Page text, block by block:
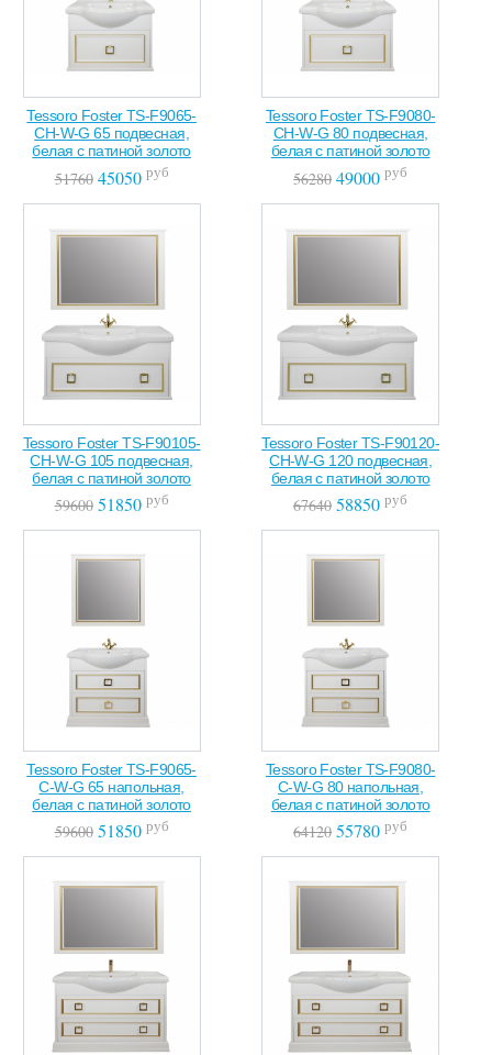
Tessoro Foster TS-F9065-
CH-W-G 65 подвесная,
белая с патиной золото
5176045050 руб
Tessoro Foster TS-F9080-
CH-W-G 80 подвесная,
белая с патиной золото
56280 49000 руб
Tessoro Foster TS-F90105-
CH-W-G 105 подвесная,
белая с патиной золото
5960051850 руб
Tessoro Foster TS-F90120-
CH-W-G 120 подвесная,
белая с патиной золото
67640 58850 руб
Tessoro Foster TS-F9065-
C-W-G 65 напольная,
белая с патиной золото
5960051850 руб
Tessoro Foster TS-F9080-
C-W-G 80 напольная,
белая с патиной золото
64120 55780 руб